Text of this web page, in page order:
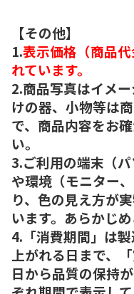
【その他】
1.表示価格（商品
れています。
2.商品写真はイメ
けの器、小物等は
で、商品内容をお
い。
3.ご利用の端末（パ
や環境（モニター
り、色の見え方が
います。あらかじ
4.「消費期間」は
上がれる日まで、
日から品質の保持